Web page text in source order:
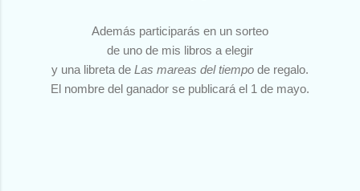
Además participarás en un sorteo
de uno de mis libros a elegir
y una libreta de Las mareas del tiempo de regalo.
El nombre del ganador se publicará el 1 de mayo.